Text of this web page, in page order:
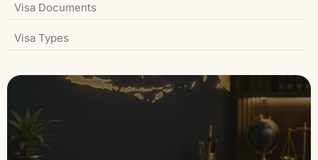
Visa Documents
Visa Types